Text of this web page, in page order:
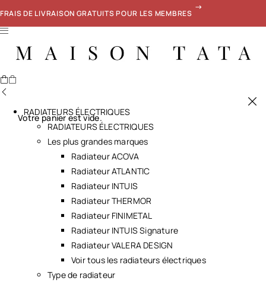
FRAIS DE LIVRAISON GRATUITS POUR LES MEMBRES
Votre panier est vide.
RADIATEURS ÉLECTRIQUES
RADIATEURS ÉLECTRIQUES
Les plus grandes marques
Radiateur ACOVA
Radiateur ATLANTIC
Radiateur INTUIS
Radiateur THERMOR
Radiateur FINIMETAL
Radiateur INTUIS Signature
Radiateur VALERA DESIGN
Voir tous les radiateurs électriques
Type de radiateur